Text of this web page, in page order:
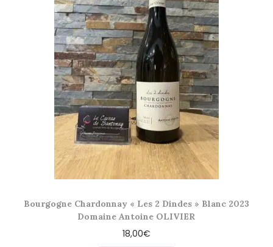
Bourgogne Chardonnay « Les 2 Dindes » Blanc 2023
Domaine Antoine OLIVIER
18,00€